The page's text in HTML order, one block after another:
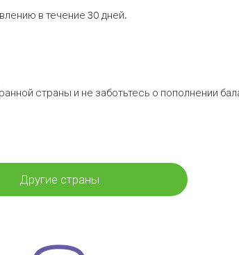
в течение 30 дней.
страны и не заботьтесь о пополнении
Другие страны